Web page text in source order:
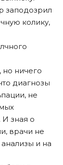
заподозрил
колику,
но ничего
диагнозы
не
зная о
врачи не
и на